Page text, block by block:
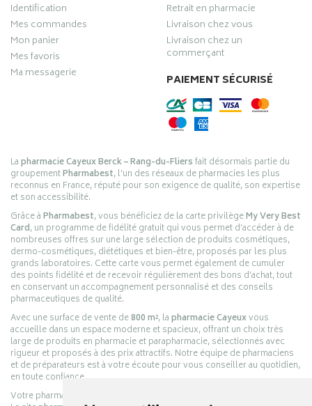
Identification
Mes commandes
Mon panier
Mes favoris
Ma messagerie
Retrait en pharmacie
Livraison chez vous
Livraison chez un
commerçant
PAIEMENT SÉCURISÉ
Lapharmacie Cayeux Berck – Rang-du-Fliersfait désormais partie du
groupementPharmabest, l’un des réseaux de pharmacies les plus
reconnus en France, réputé pour son exigence de qualité, son expertise
et son accessibilité.
Grâce àPharmabest, vous bénéficiez de la carte privilègeMy Very Best
Card, un programme de fidélité gratuit qui vous permet d’accéder à de
nombreuses offres sur une large sélection de produits cosmétiques,
dermo-cosmétiques, diététiques et bien-être, proposés par les plus
grands laboratoires. Cette carte vous permet également de cumuler
des points fidélité et de recevoir régulièrement des bons d’achat, tout
en conservant un accompagnement personnalisé et des conseils
pharmaceutiques de qualité.
Avec une surface de vente de800 m², lapharmacie Cayeuxvous
accueille dans un espace moderne et spacieux, offrant un choix très
large de produits en pharmacie et parapharmacie, sélectionnés avec
rigueur et proposés à des prix attractifs. Notre équipe de pharmaciens
et de préparateurs est à votre écoute pour vous conseiller au quotidien,
en toute confiance.
Votre pharmacie en ligne :